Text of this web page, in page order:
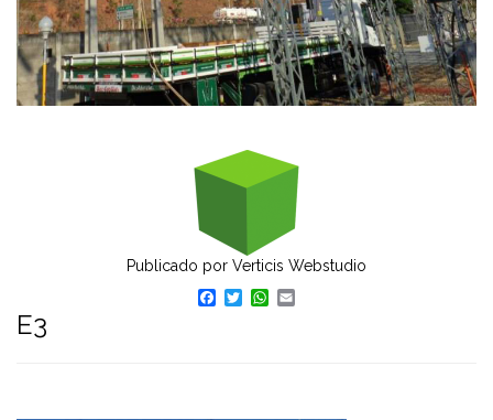
Publicado por Verticis Webstudio
Facebook
TwitterWhatsApp
E3